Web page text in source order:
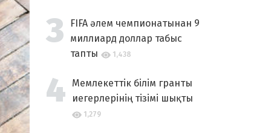
FIFA әлем чемпионатынан 9
миллиард доллар табыс
тапты
1,438
Мемлекеттік білім гранты
иегерлерінің тізімі шықты
1,279